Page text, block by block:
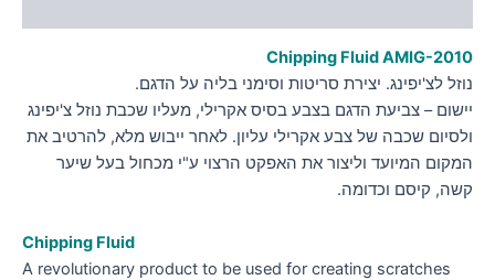
Chipping FluidAMIG-2010
נוזל לצ'יפינג. יצירת סריטות וסימני בליה על הדגם.
יישום – צביעת הדגם בצבע בסיס אקרילי, מעליו שכבת נוזל צ'יפינג
ולסיום שכבה של צבע אקרילי עליון. לאחר ייבוש מלא, להרטיב את
המקום המיועד וליצור את האפקט הרצוי ע"י מכחול בעל שיער
קשה, קיסם וכדומה.
Chipping Fluid
A revolutionary product to be used for creating scratches